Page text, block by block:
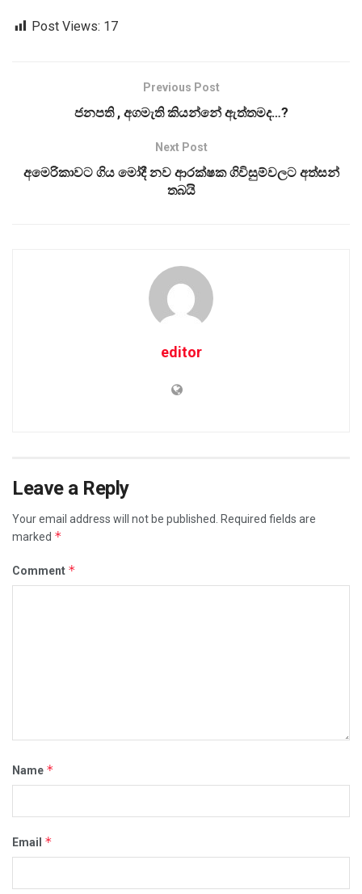
Post Views: 17
Previous Post
ජනපති , අගමැති කියන්නේ ඇත්තමද…?
Next Post
අමෙරිකාවට ගිය මෝදී නව ආරක්ෂක ගිවිසුම්වලට අත්සන්
තබයි
editor
Leave a Reply
Your email address will not be published.
Required fields are
marked *
Comment *
Name *
Email *